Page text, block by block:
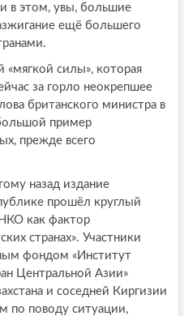
в этом, увы, большие
ещё большего
«мягкой силы», которая
за горло неокрепшее
британского министра в
пример
прежде всего
назад издание
прошёл круглый
как фактор
странах». Участники
фондом «Институт
Центральной Азии»
и соседней Киргизии
по поводу ситуации,